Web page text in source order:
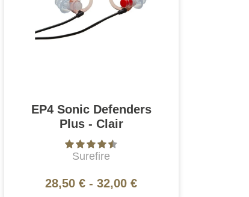
EP4 Sonic Defenders
Plus - Clair
Surefire
28,50 € -32,00 €